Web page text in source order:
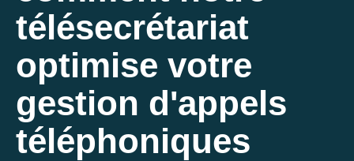
télésecrétariat
optimise votre
gestion d'appels
téléphoniques